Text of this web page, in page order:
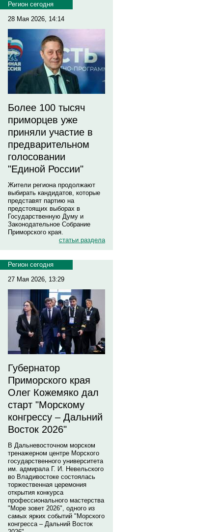
Регион сегодня
28 Мая 2026, 14:14
Более 100 тысяч
приморцев уже
приняли участие в
предварительном
голосовании
"Единой России"
Жители региона продолжают
выбирать кандидатов, которые
представят партию на
предстоящих выборах в
Государственную Думу и
Законодательное Собрание
Приморского края.
статьи раздела
Регион сегодня
27 Мая 2026, 13:29
Губернатор
Приморского края
Олег Кожемяко дал
старт "Морскому
конгрессу – Дальний
Восток 2026"
В Дальневосточном морском
тренажерном центре Морского
государственного университета
им. адмирала Г. И. Невельского
во Владивостоке состоялась
торжественная церемония
открытия конкурса
профессионального мастерства
"Море зовет 2026", одного из
самых ярких событий "Морского
конгресса – Дальний Восток